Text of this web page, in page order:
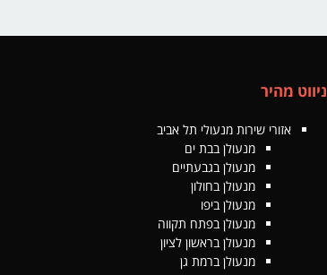
ניווט מהיר
אזורי שירות מנעולי תל אביב
מנעולן בבת ים
מנעולן בגבעתיים
מנעולן בחולון
מנעולן ביפו
מנעולן בפתח תקווה
מנעולן בראשון לציון
מנעולן ברמת גן